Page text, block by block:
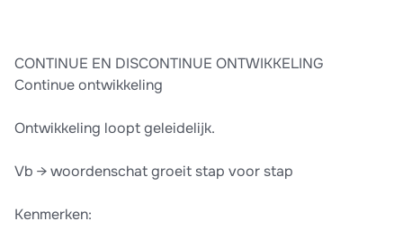
CONTINUE EN DISCONTINUE ONTWIKKELING
Continue ontwikkeling
Ontwikkeling loopt geleidelijk.
Vb → woordenschat groeit stap voor stap
Kenmerken: